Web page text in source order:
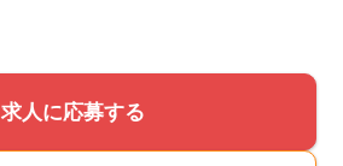
求人に応募する